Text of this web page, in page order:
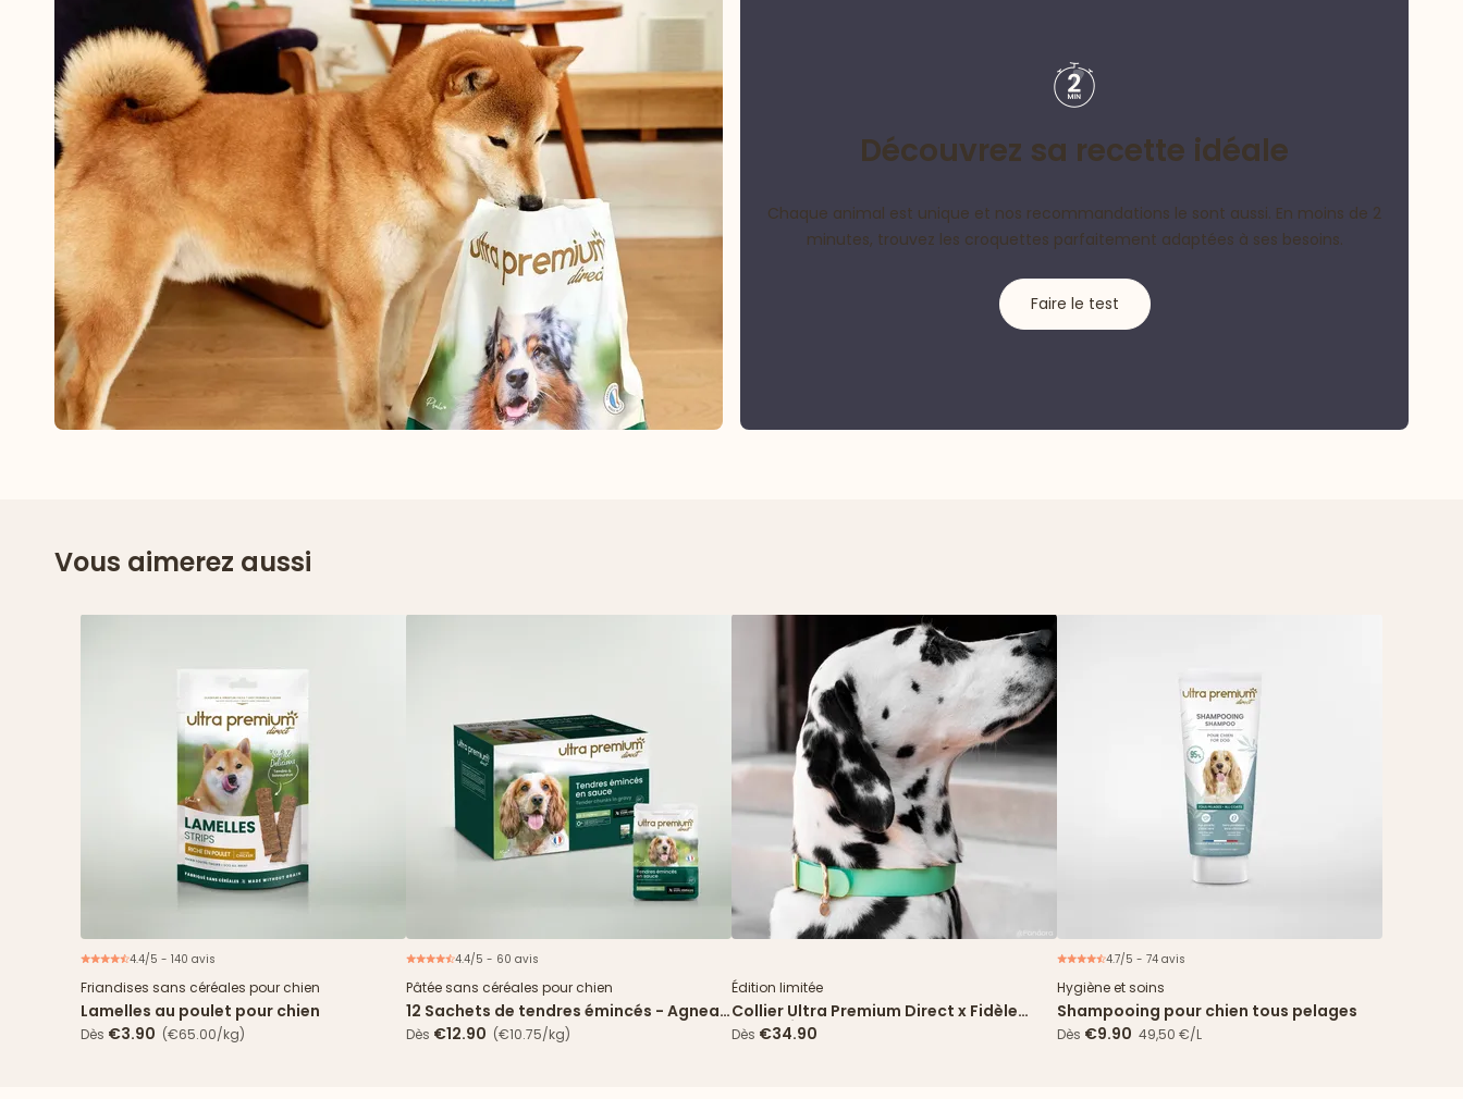
Découvrez sa recette idéale
Chaque animal est unique et nos recommandations le sont aussi. En moins de 2
minutes, trouvez les croquettes parfaitement adaptées à ses besoins.
Faire le test
Vous aimerez aussi
4.4/5 - 140 avis
Friandises sans céréales pour chien
Lamelles au poulet pour chien
Dès €3.90 (€65.00/kg)
4.4/5 - 60 avis
Pâtée sans céréales pour chien
12 Sachets de tendres émincés - Agneau
& haricots verts
Dès €12.90 (€10.75/kg)
Édition limitée
Collier Ultra Premium Direct x Fidèle
Paris - Édition limitée
Dès €34.90
4.7/5 - 74 avis
Hygiène et soins
Shampooing pour chien tous pelages
Dès €9.90 49,50 €/L